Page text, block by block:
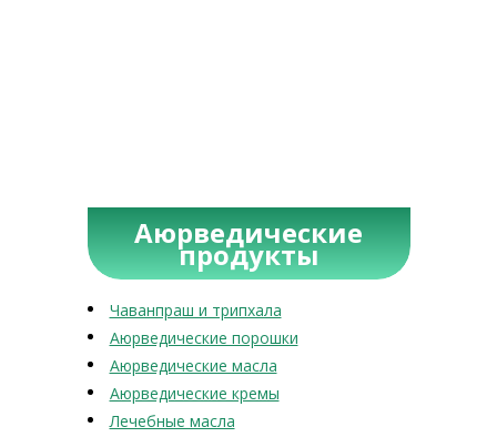
Аюрведические
продукты
Чаванпраш и трипхала
Аюрведические порошки
Аюрведические масла
Аюрведические кремы
Лечебные масла